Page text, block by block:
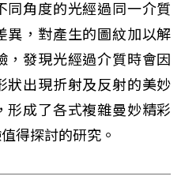
同角度的光經過同一介質
異，對產生的圖紋加以解
，發現光經過介質時會因
狀出現折射及反射的美妙
形成了各式複雜曼妙精彩
得探討的研究。